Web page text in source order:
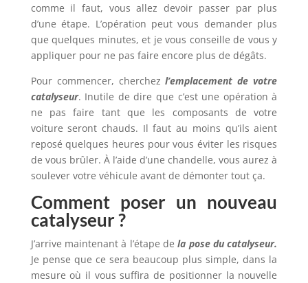
comme il faut, vous allez devoir passer par plus
d’une étape. L’opération peut vous demander plus
que quelques minutes, et je vous conseille de vous y
appliquer pour ne pas faire encore plus de dégâts.
Pour commencer, cherchez l’emplacement de votre
catalyseur. Inutile de dire que c’est une opération à
ne pas faire tant que les composants de votre
voiture seront chauds. Il faut au moins qu’ils aient
reposé quelques heures pour vous éviter les risques
de vous brûler. À l’aide d’une chandelle, vous aurez à
soulever votre véhicule avant de démonter tout ça.
Comment poser un nouveau
catalyseur ?
J’arrive maintenant à l’étape dela pose du catalyseur.
Je pense que ce sera beaucoup plus simple, dans la
mesure où il vous suffira de positionner la nouvelle